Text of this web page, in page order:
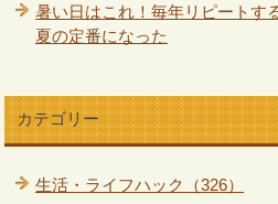
暑い日はこれ！毎年リピートす
夏の定番になった
カテゴリー
生活・ライフハック（326）